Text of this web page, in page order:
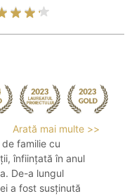
Arată mai multe >>
familie cu
înființată în anul
De-a lungul
a fost susținută